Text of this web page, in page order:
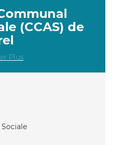
(CCAS) de
Plus